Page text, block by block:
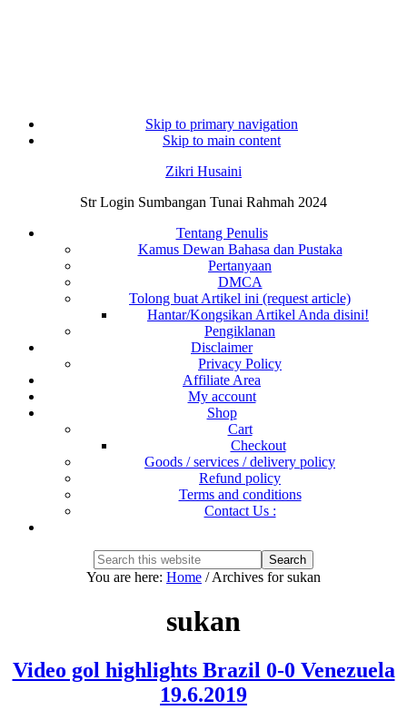
Skip to primary navigation
Skip to main content
Zikri Husaini
Str Login Sumbangan Tunai Rahmah 2024
Tentang Penulis
Kamus Dewan Bahasa dan Pustaka
Pertanyaan
DMCA
Tolong buat Artikel ini (request article)
Hantar/Kongsikan Artikel Anda disini!
Pengiklanan
Disclaimer
Privacy Policy
Affiliate Area
My account
Shop
Cart
Checkout
Goods / services / delivery policy
Refund policy
Terms and conditions
Contact Us :
Search
this
Hide
You are here: Home /Archives for sukan
sukan
Video gol highlights Brazil 0-0 Venezuela
19.6.2019